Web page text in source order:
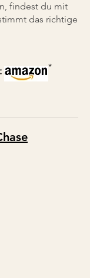
findest du mit
das richtige
*
hase